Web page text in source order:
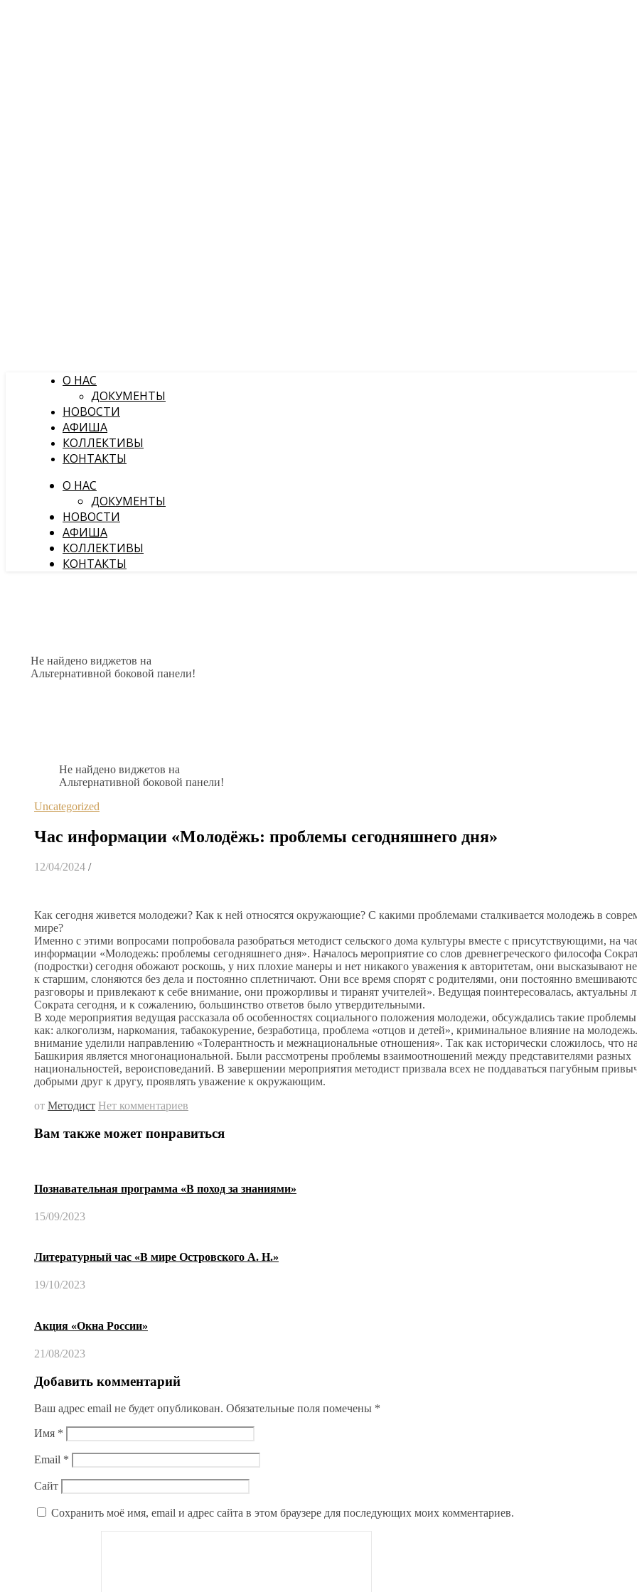
О НАС
ДОКУМЕНТЫ
НОВОСТИ
АФИША
КОЛЛЕКТИВЫ
КОНТАКТЫ
О НАС
ДОКУМЕНТЫ
НОВОСТИ
АФИША
КОЛЛЕКТИВЫ
КОНТАКТЫ
Не найдено виджетов на
Альтернативной боковой панели!
Не найдено виджетов на
Альтернативной боковой панели!
Uncategorized
Час информации «Молодёжь: проблемы сегодняшнего дня»
12/04/2024 /
Как сегодня живется молодежи? Как к ней относятся окружающие? С какими проблемами сталкивается молодежь в
мире?
Именно с этими вопросами попробовала разобраться методист сельского дома культуры вместе с присутствующими, на
информации «Молодежь: проблемы сегодняшнего дня». Началось мероприятие со слов древнегреческого философа
(подростки) сегодня обожают роскошь, у них плохие манеры и нет никакого уважения к авторитетам, они высказывают
к старшим, слоняются без дела и постоянно сплетничают. Они все время спорят с родителями, они постоянно
разговоры и привлекают к себе внимание, они прожорливы и тиранят учителей». Ведущая поинтересовалась, актуальны
Сократа сегодня, и к сожалению, большинство ответов было утвердительными.
В ходе мероприятия ведущая рассказала об особенностях социального положения молодежи, обсуждались такие
как: алкоголизм, наркомания, табакокурение, безработица, проблема «отцов и детей», криминальное влияние на
внимание уделили направлению «Толерантность и межнациональные отношения». Так как исторически сложилось, что
Башкирия является многонациональной. Были рассмотрены проблемы взаимоотношений между представителями разных
национальностей, вероисповеданий. В завершении мероприятия методист призвала всех не поддаваться пагубным
добрыми друг к другу, проявлять уважение к окружающим.
от Методист Нет комментариев
Вам также может понравиться
Познавательная программа «В поход за знаниями»
15/09/2023
Литературный час «В мире Островского А. Н.»
19/10/2023
Акция «Окна России»
21/08/2023
Добавить комментарий
Ваш адрес email не будет опубликован. Обязательные поля помечены *
Имя *
Email *
Сайт
Сохранить моё имя, email и адрес сайта в этом браузере для последующих моих комментариев.